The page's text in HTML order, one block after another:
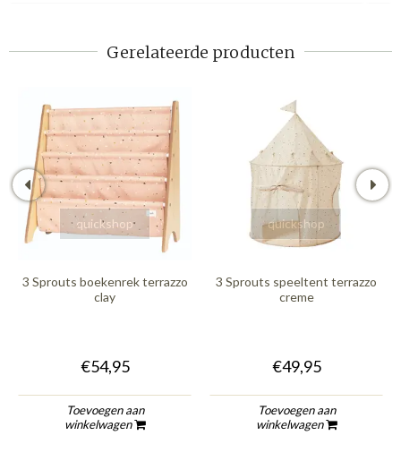
Gerelateerde producten
quickshop
3 Sprouts boekenrek terrazzo
clay
€54,95
Toevoegen aan
winkelwagen
quickshop
3 Sprouts speeltent terrazzo
creme
€49,95
Toevoegen aan
winkelwagen